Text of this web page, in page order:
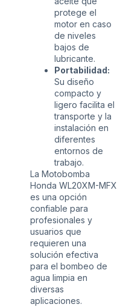
protege el
motor en caso
de niveles
bajos de
lubricante.
Portabilidad:
Su diseño
compacto y
ligero facilita el
transporte y la
instalación en
diferentes
entornos de
trabajo.
La Motobomba
Honda WL20XM-MFX
es una opción
confiable para
profesionales y
usuarios que
requieren una
solución efectiva
para el bombeo de
agua limpia en
diversas
aplicaciones.